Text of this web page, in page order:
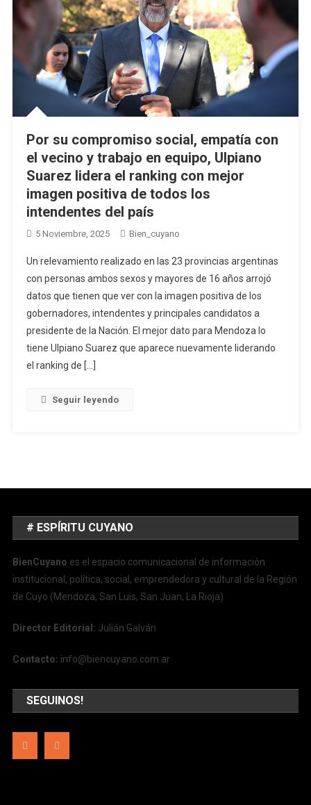
Por su compromiso social, empatía con
el vecino y trabajo en equipo, Ulpiano
Suarez lidera el ranking con mejor
imagen positiva de todos los
intendentes del país
5 Noviembre, 2025 Bien_cuyano
Un relevamiento realizado en las 23 provincias argentinas
con personas ambos sexos y mayores de 16 años arrojó
datos que tienen que ver con la imagen positiva de los
gobernadores, intendentes y principales candidatos a
presidente de la Nación. El mejor dato para Mendoza lo
tiene Ulpiano Suarez que aparece nuevamente liderando
el ranking de […]
Seguir leyendo
# ESPÍRITU CUYANO
BienCuyano es el espacio comunicacional de información
institucional, política, social, emprendedora y cultural de la Región
de Cuyo (Mendoza, San Luis, San Juan, La Rioja)
Director Editorial: Julián Galván
Contacto: info@biencuyano.com.ar
SEGUINOS!